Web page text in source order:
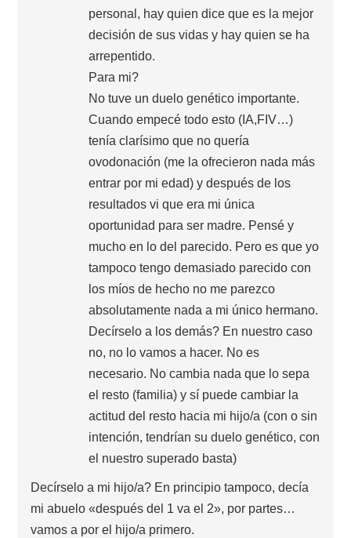
personal, hay quien dice que es la mejor
decisión de sus vidas y hay quien se ha
arrepentido.
Para mi?
No tuve un duelo genético importante.
Cuando empecé todo esto (IA,FIV…)
tenía clarísimo que no quería
ovodonación (me la ofrecieron nada más
entrar por mi edad) y después de los
resultados vi que era mi única
oportunidad para ser madre. Pensé y
mucho en lo del parecido. Pero es que yo
tampoco tengo demasiado parecido con
los míos de hecho no me parezco
absolutamente nada a mi único hermano.
Decírselo a los demás? En nuestro caso
no, no lo vamos a hacer. No es
necesario. No cambia nada que lo sepa
el resto (familia) y sí puede cambiar la
actitud del resto hacia mi hijo/a (con o sin
intención, tendrían su duelo genético, con
el nuestro superado basta)
Decírselo a mi hijo/a? En principio tampoco, decía
mi abuelo «después del 1 va el 2», por partes…
vamos a por el hijo/a primero.